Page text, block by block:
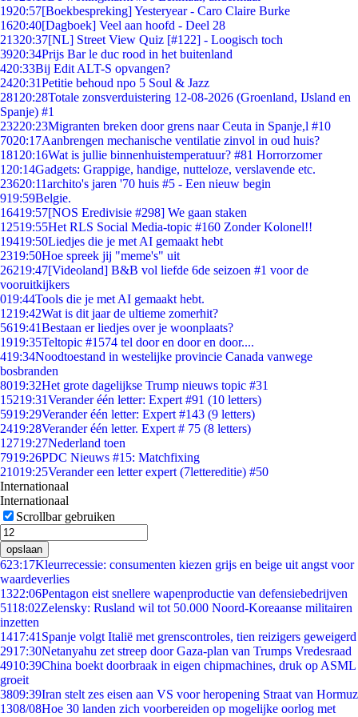
1920:57[Boekbespreking] Yesteryear - Caro Claire Burke
1620:40[Dagboek] Veel aan hoofd - Deel 28
21320:37[NL] Street View Quiz [#122] - Loogisch toch
3920:34Prijs Bar le duc rood in het buitenland
420:33Bij Edit ALT-S opvangen?
2420:31Petitie behoud npo 5 Soul & Jazz
281 20:28Totale zonsverduistering 12-08-2026 (Groenland, IJsland en
Spanje) #1
23220:23Migranten breken door grens naar Ceuta in Spanje,l #10
7020:17Aanbrengen mechanische ventilatie zinvol in oud huis?
181 20:16Wat is jullie binnenhuistemperatuur? #81 Horrorzomer
1 20:14Gadgets: Grappige, handige, nutteloze, verslavende etc.
23620:11archito's jaren '70 huis #5 - Een nieuw begin
919:59Belgie.
16419:57[NOS Eredivisie #298] We gaan staken
12519:55Het RLS Social Media-topic #160 Zonder Kolonel!!
19419:50Liedjes die je met AI gemaakt hebt
2319:50Hoe spreek jij "meme's" uit
26219:47[Videoland] B&B vol liefde 6de seizoen #1 voor de
vooruitkijkers
019:44Tools die je met AI gemaakt hebt.
1219:42Wat is dit jaar de ultieme zomerhit?
5619:41Bestaan er liedjes over je woonplaats?
1919:35Teltopic #1574 tel door en door en door....
419:34Noodtoestand in westelijke provincie Canada vanwege
bosbranden
8019:32Het grote dagelijkse Trump nieuws topic #31
15219:31Verander één letter: Expert #91 (10 letters)
5919:29Verander één letter: Expert #143 (9 letters)
2419:28Verander één letter. Expert # 75 (8 letters)
12719:27Nederland toen
7919:26PDC Nieuws #15: Matchfixing
21019:25Verander een letter expert (7lettereditie) #50
Internationaal
Internationaal
Scrollbar gebruiken
opslaan
623:17Kleurrecessie: consumenten kiezen grijs en beige uit angst voor
waardeverlies
1322:06Pentagon eist snellere wapenproductie van defensiebedrijven
5118:02Zelensky: Rusland wil tot 50.000 Noord-Koreaanse militairen
inzetten
1417:41 Spanje volgt Italië met grenscontroles, tien reizigers geweigerd
2917:30Netanyahu zet streep door Gaza-plan van Trumps Vredesraad
4910:39China boekt doorbraak in eigen chipmachines, druk op ASML
groeit
3809:39Iran stelt zes eisen aan VS voor heropening Straat van Hormuz
1308/08Hoe 30 landen zich voorbereiden op mogelijke oorlog met